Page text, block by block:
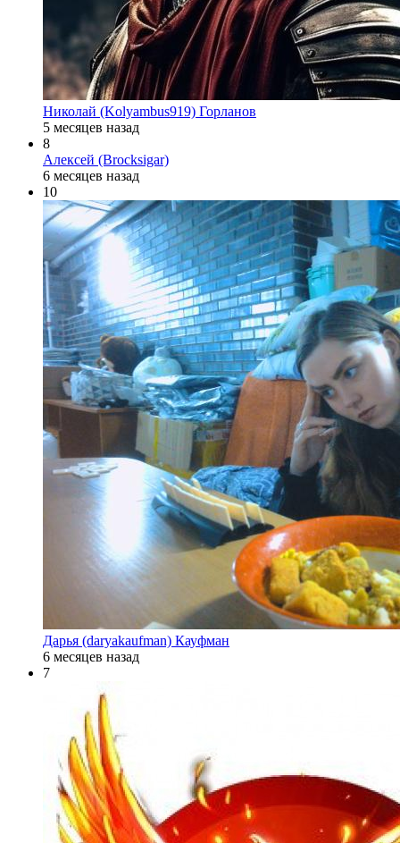
Николай (Kolyambus919) Горланов
5 месяцев назад
8
Алексей (Brocksigar)
6 месяцев назад
10
Дарья (daryakaufman) Кауфман
6 месяцев назад
7